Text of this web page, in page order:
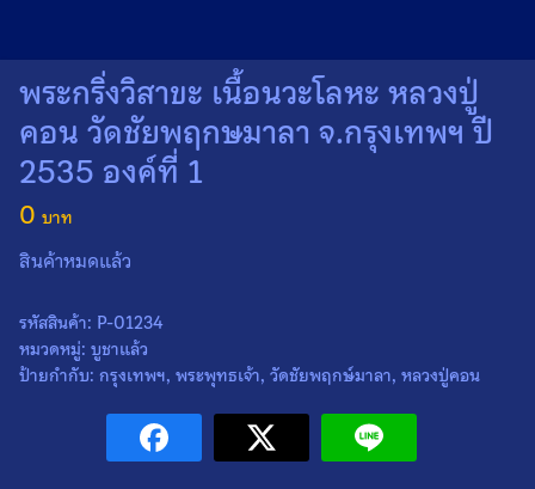
พระกริ่งวิสาขะ เนื้อนวะโลหะ หลวงปู่
คอน วัดชัยพฤกษมาลา จ.กรุงเทพฯ ปี
2535 องค์ที่ 1
0
สินค้าหมดแล้ว
รหัสสินค้า: P-01234
หมวดหมู่: บูชาแล้ว
ป้ายกำกับ: กรุงเทพฯ, พระพุทธเจ้า, วัดชัยพฤกษ์มาลา, หลวงปู่คอน